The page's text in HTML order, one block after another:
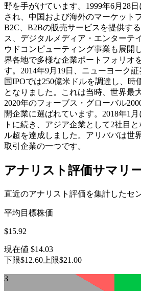
野を手がけています。1999年6月28
され、中国および海外のマーケット
B2C、B2Bの販売サービスを提供す
ス、デジタルメディア・エンターテ
ウドコンピューティング事業も展開
界各地で多様な企業ポートフォリオ
す。2014年9月19日、ニューヨーク
国IPOでは250億米ドルを調達し、時
となりました。これは当時、世界最
2020年のフォーブス・グローバル
開企業に選ばれています。2018年1
トに続き、アジア企業として2社目
ル超を達成しました。アリババは世
取引企業の一つです。
アナリスト評価サマリ
直近のアナリスト評価を集計したセ
平均目標株価
$15.92
現在値 $14.03
下限$12.60 上限$21.00
3